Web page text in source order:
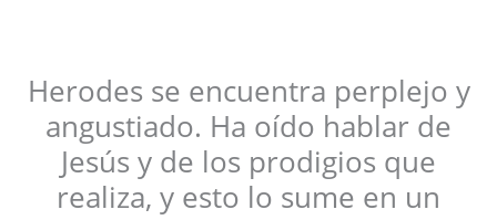
Herodes se encuentra perplejo y
angustiado. Ha oído hablar de
Jesús y de los prodigios que
realiza, y esto lo sume en un